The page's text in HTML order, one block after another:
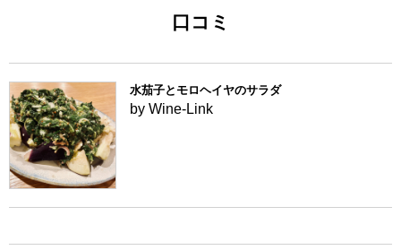
口コミ
水茄子とモロヘイヤのサラダ
by Wine-Link